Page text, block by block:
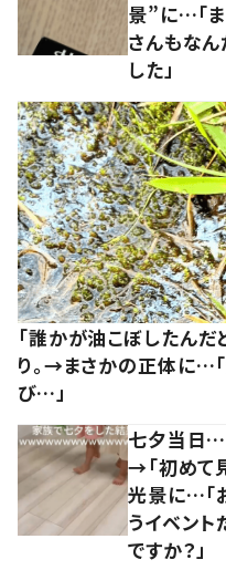
景”に…「ま
さんもなん
した」
「誰かが油こぼしたん
り。→まさかの正体に…「
び…」
七夕当日…
→「初めて
光景に…「
うイベント
ですか？」